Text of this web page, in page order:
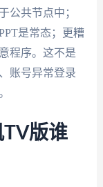
公共节点中；
是常态；更糟
程序。这不是
账号异常登录
版谁